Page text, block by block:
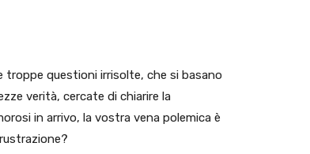
troppe questioni irrisolte, che si basano
verità, cercate di chiarire la
in arrivo, la vostra vena polemica è